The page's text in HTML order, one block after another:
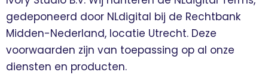
gedeponeerd door NLdigital bij de Rechtbank
Midden-Nederland, locatie Utrecht. Deze
voorwaarden zijn van toepassing op al onze
diensten en producten.